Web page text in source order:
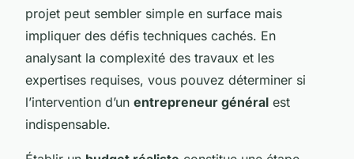
projet peut sembler simple en surface mais
impliquer des défis techniques cachés. En
analysant la complexité des travaux et les
expertises requises, vous pouvez déterminer si
l’intervention d’un entrepreneur général est
indispensable.